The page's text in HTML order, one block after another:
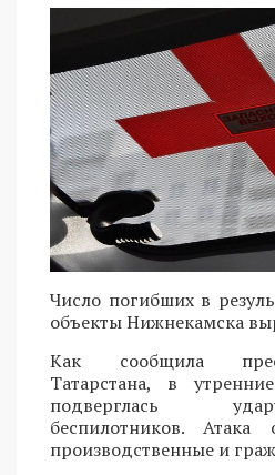
Число погибших в
объекты Нижнекамска
Как сообщила
Татарстана, в
подверглась
беспилотников. Атака
производственные и